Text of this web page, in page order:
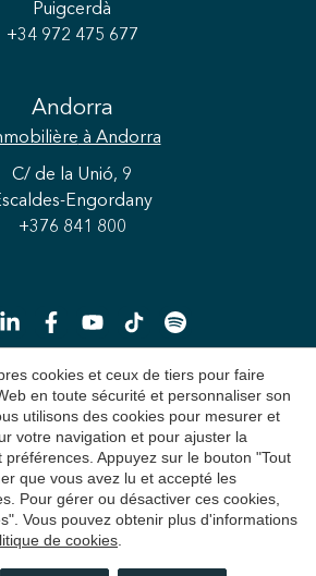
Puigcerdà
+34 972 475 677
Andorra
à Andorra
C/ de la Unió, 9
Engordany
+376 841 800
2026 © Durán Carasso
Avis juridique
de Confidentialité
de cookies
cookies et ceux de tiers pour faire
en toute sécurité et personnaliser son
utilisons des cookies pour mesurer et
votre navigation et pour ajuster la
préférences. Appuyez sur le bouton "Tout
que vous avez lu et accepté les
Pour gérer ou désactiver ces cookies,
Vous pouvez obtenir plus d'informations
de cookies.